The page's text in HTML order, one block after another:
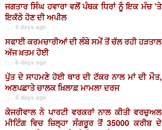
ਜਗਤਾਰ ਸਿੰਘ ਹਵਾਰਾ ਵਲੋਂ ਪੰਥਕ ਧਿਰਾਂ ਨੂੰ ਇਕ ਮੰਚ 'ਤੇ
ਇਕੱਠੇ ਹੋਣ ਦੀ ਅਪੀਲ
. . . 6 days ago
ਸਫਾਈ ਕਰਮਚਾਰੀਆਂ ਦੀ ਲੰਬੇ ਸਮੇਂ ਤੋਂ ਚੱਲ ਰਹੀ ਹੜਤਾਲ
ਅੱਜ ਖ਼ਤਮ ਹੋਈ
. . . 6 days ago
ਪੁੱਤ ਦੇ ਸਾਹਮਣੇ ਹੋਈ ਥਾਰ ਦੀ ਟੱਕਰ ਨਾਲ ਮਾਂ ਦੀ ਮੌਤ,
ਅਣਪਛਾਤੇ ਚਾਲਕ ਖ਼ਿਲਾਫ਼ ਮਾਮਲਾ ਦਰਜ
. . . 6 days ago
ਕੇਜਰੀਵਾਲ ਨੇ ਪਾਰਟੀ ਵਰਕਰਾਂ ਨਾਲ ਕੀਤੀ ਵਰਚੁਅਲ
ਮੀਟਿੰਗ ਵਿਚ ਜ਼ਿਲ੍ਹਾ ਸੰਗਰੂਰ ਤੋਂ 35000 ਕਰੀਬ ਦੇ